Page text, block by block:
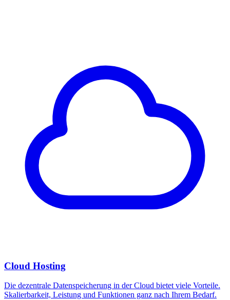
Cloud Hosting
Die dezentrale Datenspeicherung in der Cloud bietet viele Vorteile.
Skalierbarkeit, Leistung und Funktionen ganz nach Ihrem Bedarf.